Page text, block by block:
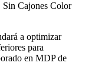
Cajones Color
a optimizar
para
en MDP de